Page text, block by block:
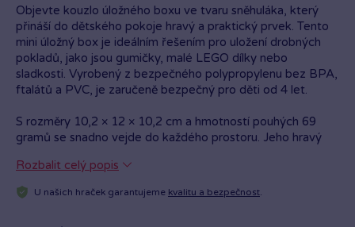
Objevte kouzlo úložného boxu ve tvaru sněhuláka, který
přináší do dětského pokoje hravý a praktický prvek. Tento
mini úložný box je ideálním řešením pro uložení drobných
pokladů, jako jsou gumičky, malé LEGO dílky nebo
sladkosti. Vyrobený z bezpečného polypropylenu bez BPA,
ftalátů a PVC, je zaručeně bezpečný pro děti od 4 let.
S rozměry 10,2 × 12 × 10,2 cm a hmotností pouhých 69
gramů se snadno vejde do každého prostoru. Jeho hravý
potěší nejen děti, ale i dospělé. Kulaté víčko s LEGO
"knoflíkem" zajišťuje snadné otevírání a dodává boxu
autentický vzhled.
Rozbalit celý popis
U našich hraček garantujeme kvalitu a bezpečnost.